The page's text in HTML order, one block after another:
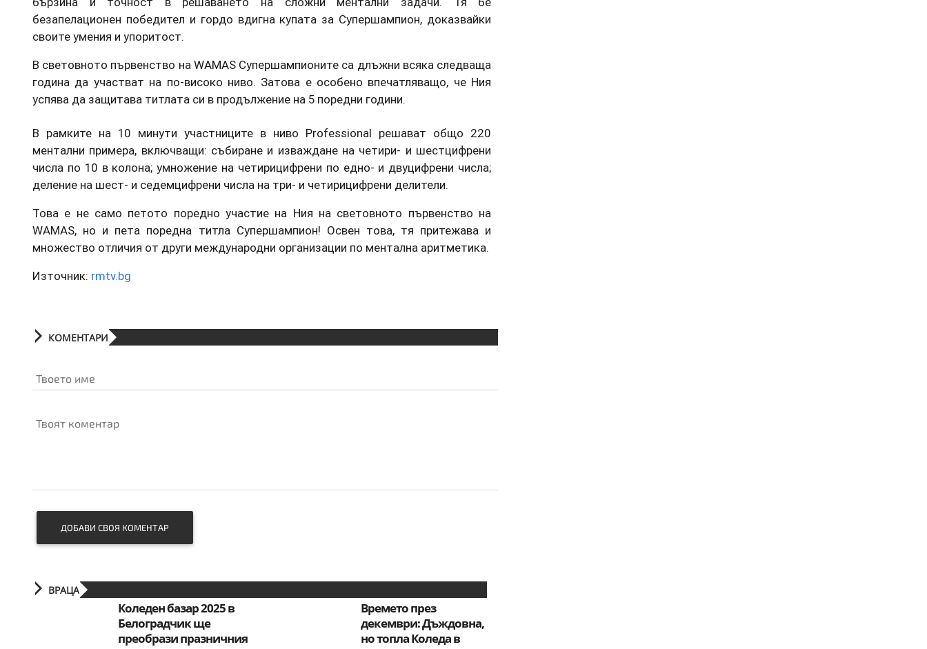
безапелационен победител и гордо вдигна купата за Супершампион, доказвайки
своите умения и упоритост.
В световното първенство на WAMAS Супершампионите са длъжни всяка следваща
година да участват на по-високо ниво. Затова е особено впечатляващо, че Ния
успява да защитава титлата си в продължение на 5 поредни години.
В рамките на 10 минути участниците в ниво Professional решават общо 220
ментални примера, включващи: събиране и изваждане на четири- и шестцифрени
числа по 10 в колона; умножение на четирицифрени по едно- и двуцифрени числа;
деление на шест- и седемцифрени числа на три- и четирицифрени делители.
Това е не само петото поредно участие на Ния на световното първенство на
WAMAS, но и пета поредна титла Супершампион! Освен това, тя притежава и
множество отличия от други международни организации по ментална аритметика.
Източник: rmtv.bg
КОМЕНТАРИ
Твоето име
Твоят коментар
ДОБАВИ СВОЯ КОМЕНТАР
ВРАЦА
Коледен базар 2025 в
Белоградчик ще
преобрази празничния
Времето през
декември: Дъждовна,
но топла Коледа в